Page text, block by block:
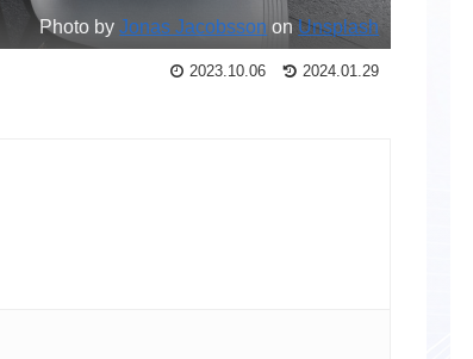
Photo byJonas Jacobsson onUnsplash
2023.10.06 2024.01.29